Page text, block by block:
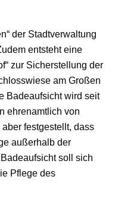
der Stadtverwaltung
entsteht eine
zur Sicherstellung der
am Großen
Badeaufsicht wird seit
ehrenamtlich von
festgestellt, dass
außerhalb der
soll sich
Pflege des